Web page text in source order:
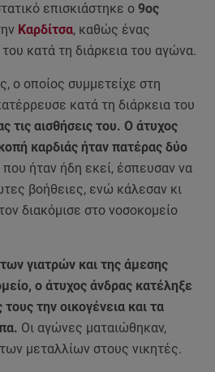
επισκιάστηκε ο 9ος
Καρδίτσα, καθώς ένας
κατά τη διάρκεια του αγώνα.
ο οποίος συμμετείχε στη
κατά τη διάρκεια του
τις αισθήσεις του. Ο άτυχος
καρδιάς ήταν πατέρας δύο
ήταν ήδη εκεί, έσπευσαν να
βοήθειες, ενώ κάλεσαν κι
διακόμισε στο νοσοκομείο
γιατρών και της άμεσης
ο άτυχος άνδρας κατέληξε
την οικογένεια και τα
Οι αγώνες ματαιώθηκαν,
μεταλλίων στους νικητές.